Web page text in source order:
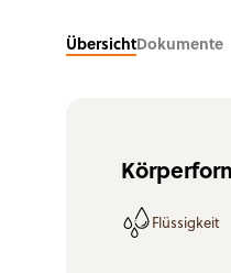
ÜbersichtDokumente
Flüssigkeit